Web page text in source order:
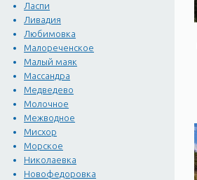
Ласпи
Ливадия
Любимовка
Малореченское
Малый маяк
Массандра
Медведево
Молочное
Межводное
Мисхор
Морское
Николаевка
Новофедоровка